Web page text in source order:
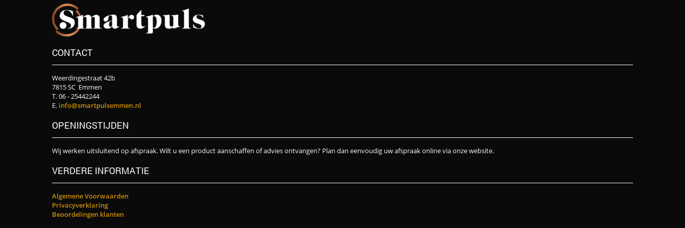
CONTACT
Weerdingestraat 42b
7815 SC Emmen
T. 06 - 25442244
E. info@smartpulsemmen.nl
OPENINGSTIJDEN
Wij werken uitsluitend op afspraak. Wilt u een product aanschaffen of advies ontvangen? Plan dan eenvoudig uw afspraak online via onze website.
VERDERE INFORMATIE
Algemene Voorwaarden
Privacyverklaring
Beoordelingen klanten